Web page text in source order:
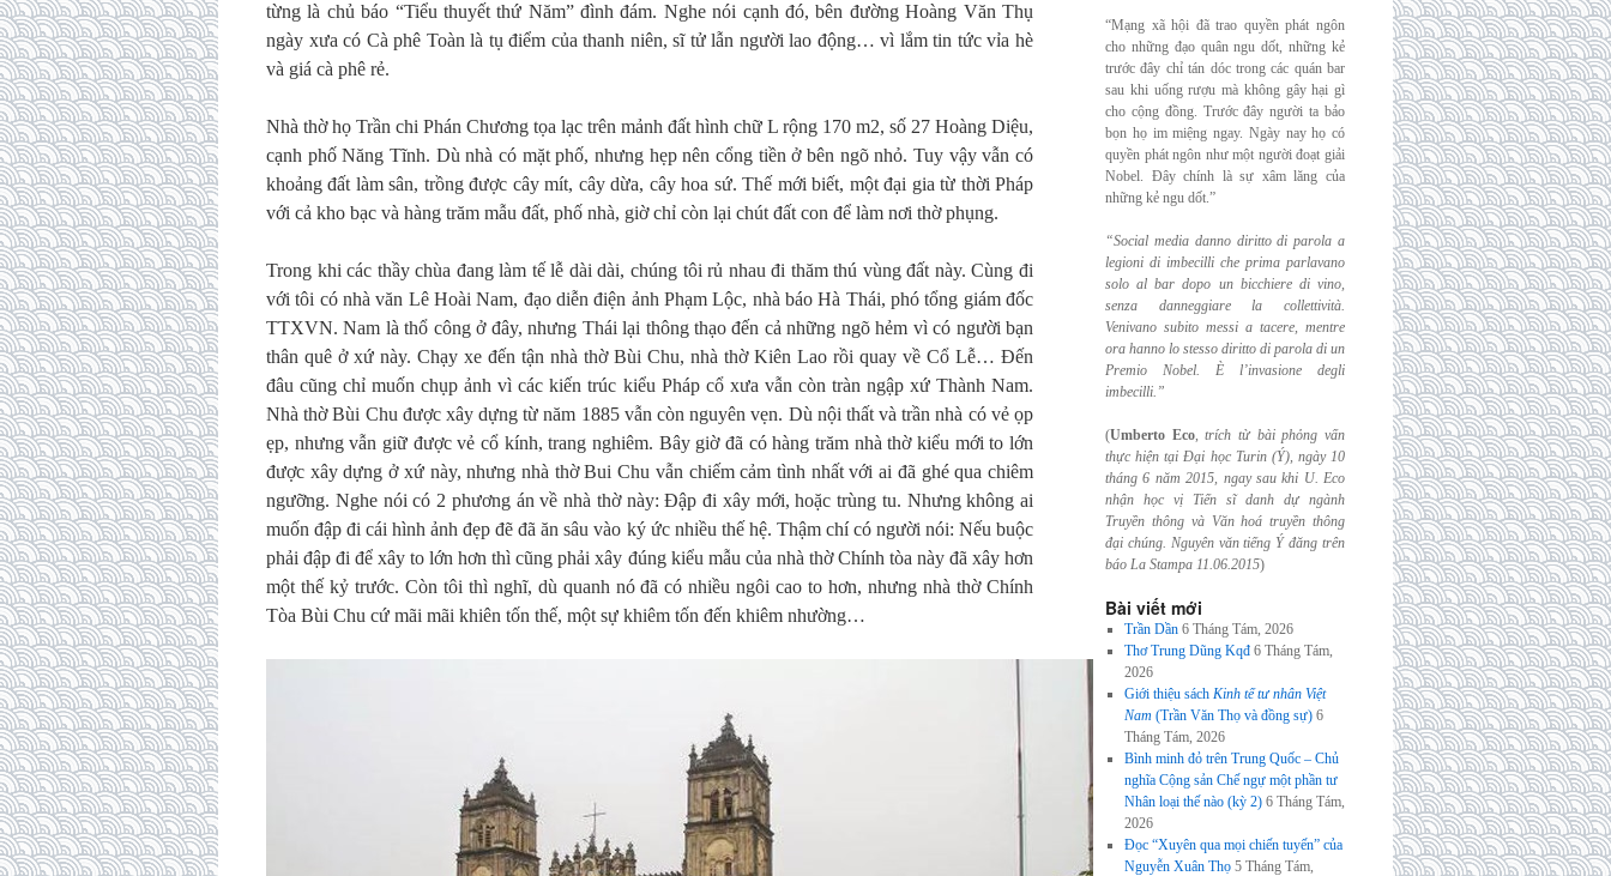
từng là chủ báo “Tiểu thuyết thứ Năm” đình đám. Nghe nói cạnh đó, bên đường Hoàng Văn Thụ
ngày xưa có Cà phê Toàn là tụ điểm của thanh niên, sĩ tử lẫn người lao động… vì lắm tin tức vỉa hè
và giá cà phê rẻ.
Nhà thờ họ Trần chi Phán Chương tọa lạc trên mảnh đất hình chữ L rộng 170 m2, số 27 Hoàng Diệu,
cạnh phố Năng Tĩnh. Dù nhà có mặt phố, nhưng hẹp nên cổng tiền ở bên ngõ nhỏ. Tuy vậy vẫn có
khoảng đất làm sân, trồng được cây mít, cây dừa, cây hoa sứ. Thế mới biết, một đại gia từ thời Pháp
với cả kho bạc và hàng trăm mẫu đất, phố nhà, giờ chỉ còn lại chút đất con để làm nơi thờ phụng.
Trong khi các thầy chùa đang làm tế lễ dài dài, chúng tôi rủ nhau đi thăm thú vùng đất này. Cùng đi
với tôi có nhà văn Lê Hoài Nam, đạo diễn điện ảnh Phạm Lộc, nhà báo Hà Thái, phó tổng giám đốc
TTXVN. Nam là thổ công ở đây, nhưng Thái lại thông thạo đến cả những ngõ hẻm vì có người bạn
thân quê ở xứ này. Chạy xe đến tận nhà thờ Bùi Chu, nhà thờ Kiên Lao rồi quay về Cổ Lễ… Đến
đâu cũng chỉ muốn chụp ảnh vì các kiến trúc kiểu Pháp cổ xưa vẫn còn tràn ngập xứ Thành Nam.
Nhà thờ Bùi Chu được xây dựng từ năm 1885 vẫn còn nguyên vẹn. Dù nội thất và trần nhà có vẻ ọp
ẹp, nhưng vẫn giữ được vẻ cổ kính, trang nghiêm. Bây giờ đã có hàng trăm nhà thờ kiểu mới to lớn
được xây dựng ở xứ này, nhưng nhà thờ Bui Chu vẫn chiếm cảm tình nhất với ai đã ghé qua chiêm
ngưỡng. Nghe nói có 2 phương án về nhà thờ này: Đập đi xây mới, hoặc trùng tu. Nhưng không ai
muốn đập đi cái hình ảnh đẹp đẽ đã ăn sâu vào ký ức nhiều thế hệ. Thậm chí có người nói: Nếu buộc
phải đập đi để xây to lớn hơn thì cũng phải xây đúng kiểu mẫu của nhà thờ Chính tòa này đã xây hơn
một thế kỷ trước. Còn tôi thì nghĩ, dù quanh nó đã có nhiều ngôi cao to hơn, nhưng nhà thờ Chính
Tòa Bùi Chu cứ mãi mãi khiên tốn thế, một sự khiêm tốn đến khiêm nhường…
“Mạng xã hội đã trao quyền phát ngôn
cho những đạo quân ngu dốt, những kẻ
trước đây chỉ tán dóc trong các quán bar
sau khi uống rượu mà không gây hại gì
cho cộng đồng. Trước đây người ta bảo
bọn họ im miệng ngay. Ngày nay họ có
quyền phát ngôn như một người đoạt giải
Nobel. Đây chính là sự xâm lăng của
những kẻ ngu dốt.”
“Social media danno diritto di parola a
legioni di imbecilli che prima parlavano
solo albar dopo un bicchiere di vino,
senza danneggiare la collettività.
Venivano subito messi a tacere, mentre
ora hanno lo stesso diritto di parola di un
Premio Nobel. È l’invasione degli
imbecilli.”
(Umberto Eco,trích từ bài phỏng vấn
thực hiện tại Đại học Turin (Ý), ngày 10
tháng 6 năm 2015, ngay sau khi U. Eco
nhận học vị Tiến sĩ danh dự ngành
Truyền thông và Văn hoá truyền thông
đại chúng. Nguyên văn tiếng Ý đăng trên
báo La Stampa 11.06.2015)
Bài viết mới
Trần Dần 6 Tháng Tám, 2026
Thơ Trung Dũng Kqđ 6 Tháng Tám,
2026
Giới thiệu sách Kinh tế tư nhân Việt
Nam (Trần Văn Thọ và đồng sự) 6
Tháng Tám, 2026
Bình minh đỏ trên Trung Quốc – Chủ
nghĩa Cộng sản Chế ngự một phần tư
Nhân loại thế nào (kỳ 2) 6 Tháng Tám,
2026
Đọc “Xuyên qua mọi chiến tuyến” của
Nguyễn Xuân Thọ 5 Tháng Tám,